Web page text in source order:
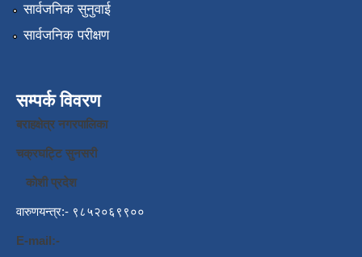
सार्वजनिक सुनुवाई
सार्वजनिक परीक्षण
सम्पर्क विवरण
बराहक्षेत्र नगरपालिका
चक्रघट्टि सुनसरी
कोशी प्रदेश
वारुणयन्त्र:- ९८५२०६९९००
E-mail:-